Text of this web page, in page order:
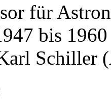
für
bis
Schiller